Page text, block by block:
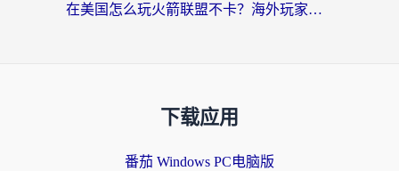
在美国怎么玩火箭联盟不卡？海外玩家国服游戏加速终极指南（附明日方舟美版王者荣耀优化技巧）
下载应用
番茄 Windows PC电脑版